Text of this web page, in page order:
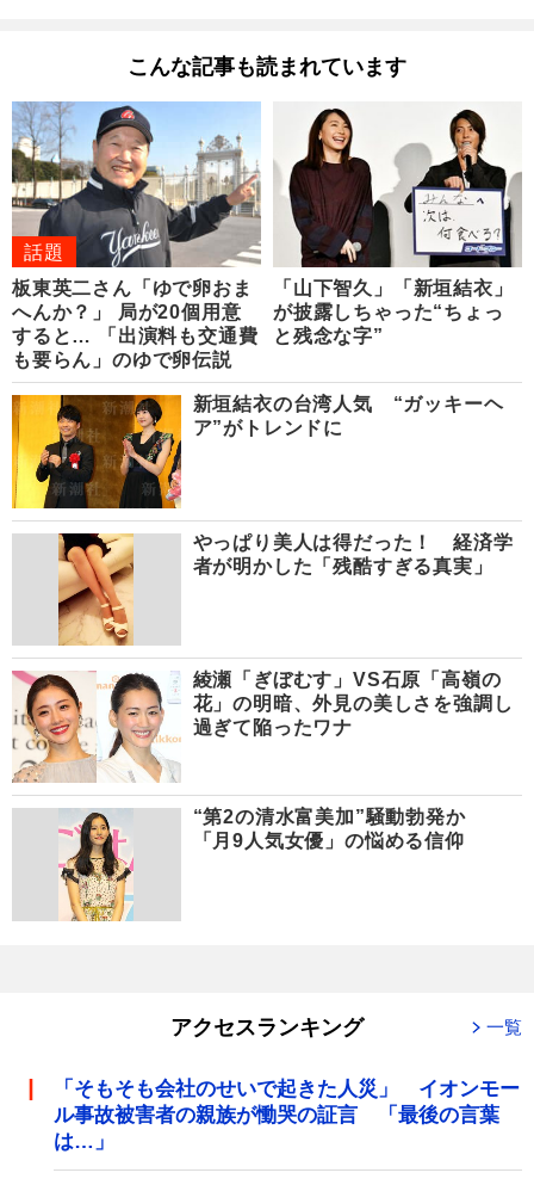
こんな記事も読まれています
話題
板東英二さん「ゆで卵おま
へんか？」 局が20個用意
すると… 「出演料も交通費
も要らん」のゆで卵伝説
「山下智久」「新垣結衣」
が披露しちゃった“ちょっ
と残念な字”
新垣結衣の台湾人気 “ガッキーヘ
ア”がトレンドに
やっぱり美人は得だった！ 経済学
者が明かした「残酷すぎる真実」
綾瀬「ぎぼむす」VS石原「高嶺の
花」の明暗、外見の美しさを強調し
過ぎて陥ったワナ
“第2の清水富美加”騒動勃発か
「月9人気女優」の悩める信仰
アクセスランキング 一覧
「そもそも会社のせいで起きた人災」 イオンモー
ル事故被害者の親族が慟哭の証言 「最後の言葉
は…」